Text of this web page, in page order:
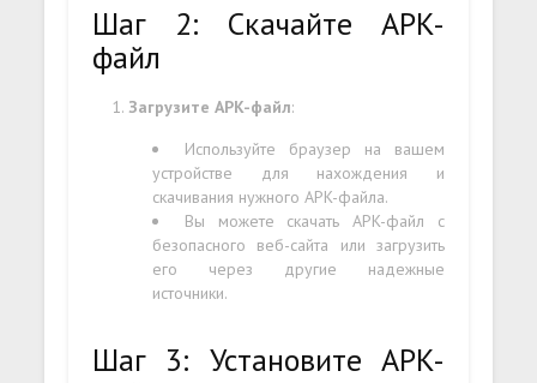
Шаг 2: Скачайте APK-
файл
Загрузите APK-файл:
Используйте браузер на вашем
устройстве для нахождения и
скачивания нужного APK-файла.
Вы можете скачать APK-файл с
безопасного веб-сайта или загрузить
его через другие надежные
источники.
Шаг 3: Установите APK-